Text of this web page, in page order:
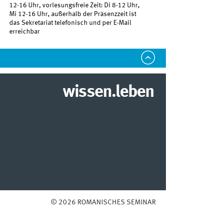
12-16 Uhr, vorlesungsfreie Zeit: Di 8-12 Uhr,
Mi 12-16 Uhr, außerhalb der Präsenzzeit ist
das Sekretariat telefonisch und per E-Mail
erreichbar
wissen.leben
© 2026 ROMANISCHES SEMINAR